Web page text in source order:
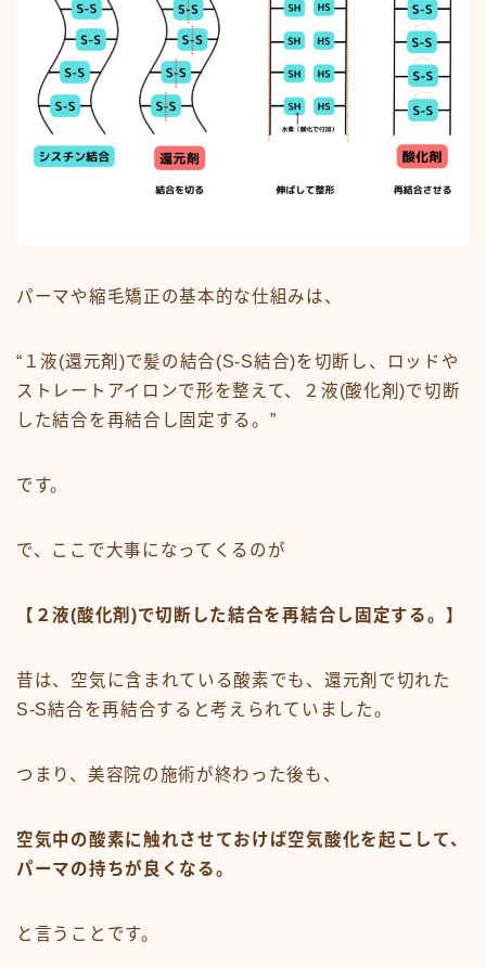
パーマや縮毛矯正の基本的な仕組みは、
“１液(還元剤)で髪の結合(S-S結合)を切断し、ロッドや
ストレートアイロンで形を整えて、２液(酸化剤)で切断
した結合を再結合し固定する。”
です。
で、ここで大事になってくるのが
【２液(酸化剤)で切断した結合を再結合し固定する。】
昔は、空気に含まれている酸素でも、還元剤で切れた
S-S結合を再結合すると考えられていました。
つまり、美容院の施術が終わった後も、
空気中の酸素に触れさせておけば空気酸化を起こして、
パーマの持ちが良くなる。
と言うことです。